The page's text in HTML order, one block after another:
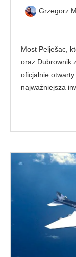
Grzegorz
Most Pelješac,
oraz Dubrownik
oficjalnie
najważniejsza